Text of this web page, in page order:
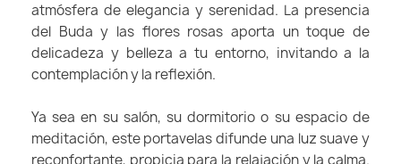
atmósfera de elegancia y serenidad. La presencia
del Buda y las flores rosas aporta un toque de
delicadeza y belleza a tu entorno, invitando a la
contemplación y la reflexión.
Ya sea en su salón, su dormitorio o su espacio de
meditación, este portavelas difunde una luz suave y
reconfortante, propicia para la relajación y la calma.